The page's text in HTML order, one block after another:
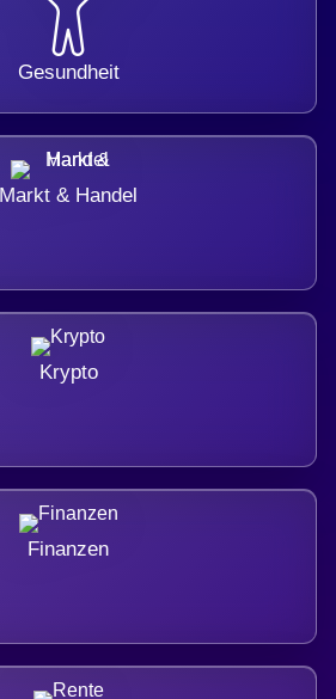
Gesundheit
Markt & Handel
Krypto
Finanzen